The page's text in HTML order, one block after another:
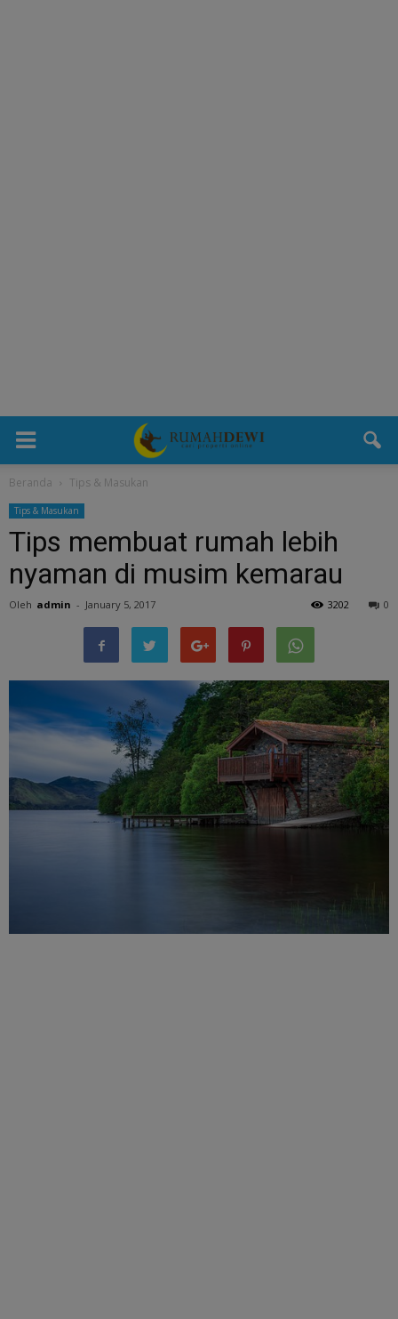
Beranda Tips & Masukan
Tips & Masukan
Tips membuat rumah lebih
nyaman di musim kemarau
Oleh admin - January 5, 2017 0
3202